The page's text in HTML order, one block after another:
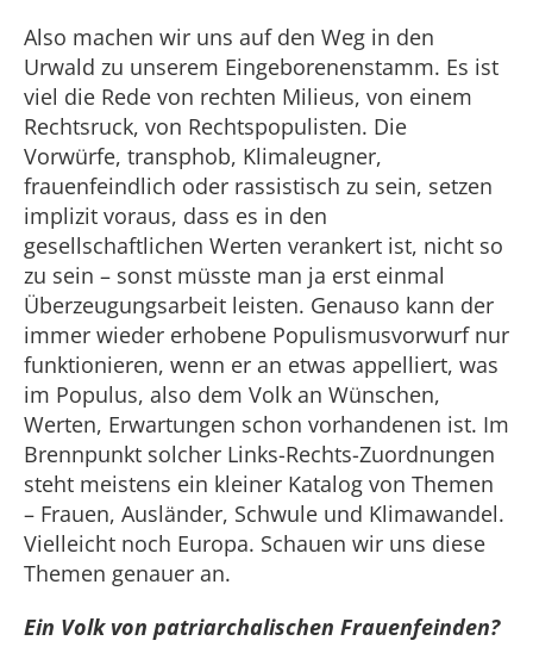
Also machen wir uns auf den Weg in den
Urwald zu unserem Eingeborenenstamm. Es ist
viel die Rede von rechten Milieus, von einem
Rechtsruck, von Rechtspopulisten. Die
Vorwürfe, transphob, Klimaleugner,
frauenfeindlich oder rassistisch zu sein, setzen
implizit voraus, dass es in den
gesellschaftlichen Werten verankert ist, nicht so
zu sein – sonst müsste man ja erst einmal
Überzeugungsarbeit leisten. Genauso kann der
immer wieder erhobene Populismusvorwurf nur
funktionieren, wenn er an etwas appelliert, was
im Populus, also dem Volk an Wünschen,
Werten, Erwartungen schon vorhandenen ist. Im
Brennpunkt solcher Links-Rechts-Zuordnungen
steht meistens ein kleiner Katalog von Themen
– Frauen, Ausländer, Schwule und Klimawandel.
Vielleicht noch Europa. Schauen wir uns diese
Themen genauer an.
Ein Volk von patriarchalischen Frauenfeinden?